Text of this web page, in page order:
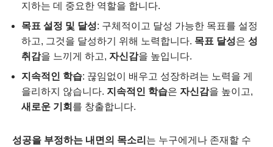
지하는 데 중요한 역할을 합니다.
목표 설정 및 달성: 구체적이고 달성 가능한 목표를 설정
하고, 그것을 달성하기 위해 노력합니다. 목표 달성은 성
취감을 느끼게 하고, 자신감을 높입니다.
지속적인 학습: 끊임없이 배우고 성장하려는 노력을 게
을리하지 않습니다. 지속적인 학습은 자신감을 높이고,
새로운 기회 를 창출합니다.
성공을 부정하는 내면의 목소리는 누구에게나 존재할 수